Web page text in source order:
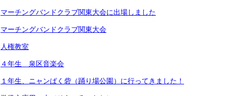
マーチングバンドクラブ関東大会に出場しました
マーチングバンドクラブ関東大会
人権教室
４年生 泉区音楽会
１年生、ニャンぱく砦（踊り場公園）に行ってきました！